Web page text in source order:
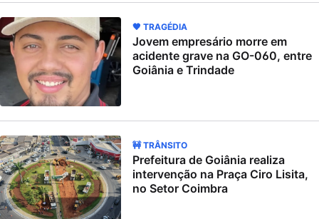
🖤 TRAGÉDIA
Jovem empresário morre em
acidente grave na GO-060, entre
Goiânia e Trindade
🚧 TRÂNSITO
Prefeitura de Goiânia realiza
intervenção na Praça Ciro Lisita,
no Setor Coimbra